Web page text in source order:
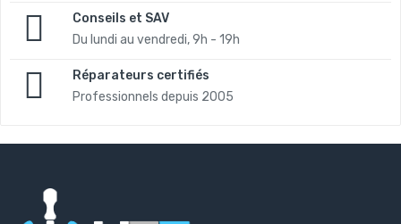
Conseils et SAV
Du lundi au vendredi, 9h - 19h
Réparateurs certifiés
Professionnels depuis 2005